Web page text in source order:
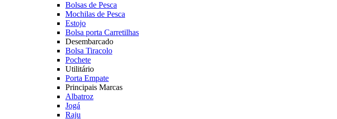
Bolsas de Pesca
Mochilas de Pesca
Estojo
Bolsa porta Carretilhas
Desembarcado
Bolsa Tiracolo
Pochete
Utilitário
Porta Empate
Principais Marcas
Albatroz
Jogá
Raju